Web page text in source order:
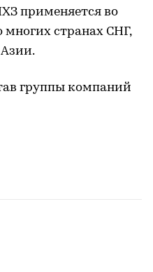
применяется во
многих странах СНГ,
группы компаний